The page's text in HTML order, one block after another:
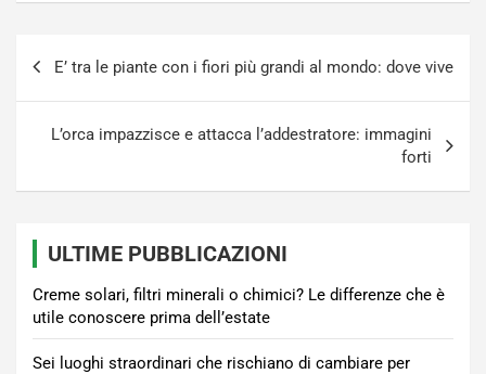
E’ tra le piante con i fiori più grandi al mondo: dove vive
L’orca impazzisce e attacca l’addestratore: immagini
forti
ULTIME PUBBLICAZIONI
Creme solari, filtri minerali o chimici? Le differenze che è
utile conoscere prima dell’estate
Sei luoghi straordinari che rischiano di cambiare per